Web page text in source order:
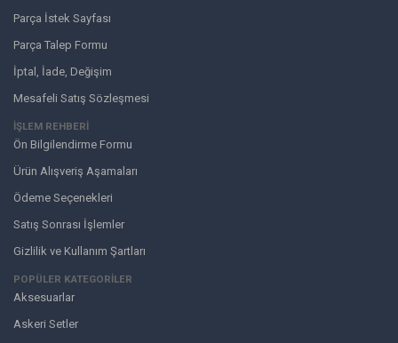
Parça İstek Sayfası
Parça Talep Formu
İptal, İade, Değişim
Mesafeli Satış Sözleşmesi
İŞLEM REHBERİ
Ön Bilgilendirme Formu
Ürün Alışveriş Aşamaları
Ödeme Seçenekleri
Satış Sonrası İşlemler
Gizlilik ve Kullanım Şartları
POPÜLER KATEGORİLER
Aksesuarlar
Askeri Setler